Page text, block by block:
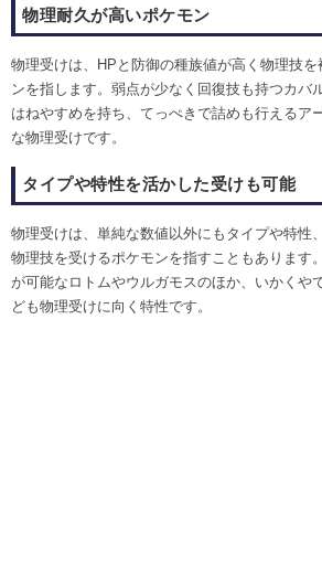
物理耐久が高いポケモン
物理受けは、HPと防御の種族値が高く物理技
ンを指します。弱点が少なく回復技も持つカバ
はねやすめを持ち、てっぺきで詰めも行えるア
な物理受けです。
タイプや特性を活かした受けも可能
物理受けは、単純な数値以外にもタイプや特性
物理技を受けるポケモンを指すこともあります
が可能なロトムやウルガモスのほか、いかくや
ども物理受けに向く特性です。